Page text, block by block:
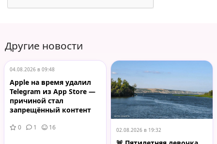
Другие новости
04.08.2026 в 09:48
Apple на время удалил
Telegram из App Store —
причиной стал
запрещённый контент
0 1 16 02.08.2026 в 19:32